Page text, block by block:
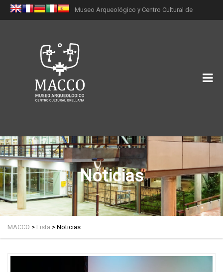
Museo Arqueológico y Centro Cultural de
Noticias
MACCO > Lista > Noticias